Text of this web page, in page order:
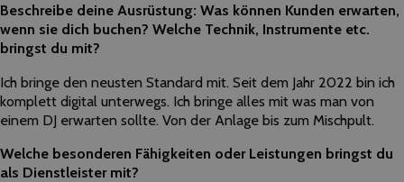
Beschreibe deine Ausrüstung: Was können Kunden erwarten,
wenn sie dich buchen? Welche Technik, Instrumente etc.
bringst du mit?
Ich bringe den neusten Standard mit. Seit dem Jahr 2022 bin ich
komplett digital unterwegs. Ich bringe alles mit was man von
einem DJ erwarten sollte. Von der Anlage bis zum Mischpult.
Welche besonderen Fähigkeiten oder Leistungen bringst du
als Dienstleister mit?